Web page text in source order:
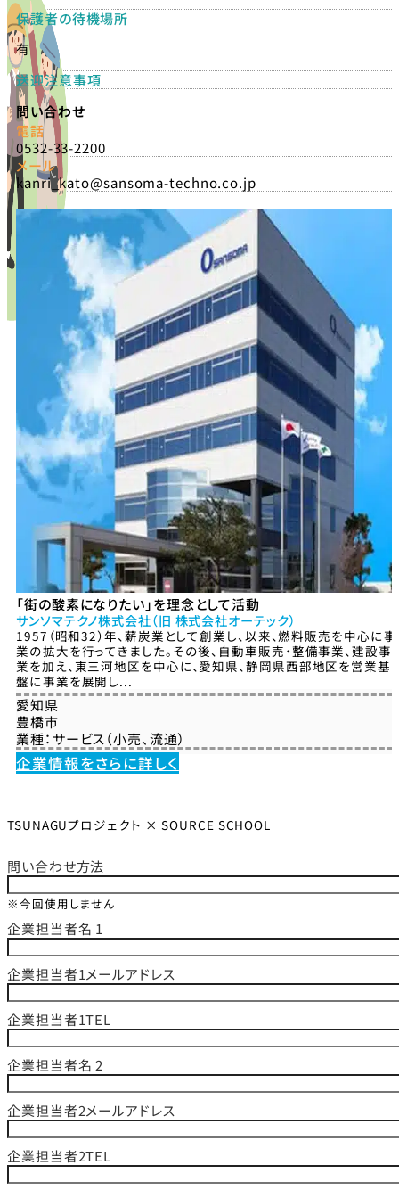
保護者の待機場所
有
送迎注意事項
問い合わせ
電話
0532-33-2200
メール
kanri_kato@sansoma-techno.co.jp
「街の酸素になりたい」を理念として活動
サンソマテクノ株式会社（旧 株式会社オーテック）
1957（昭和32）年、薪炭業として創業し、以来、燃料販売を中心に事
業の拡大を行ってきました。その後、自動車販売・整備事業、建設事
業を加え、東三河地区を中心に、愛知県、静岡県西部地区を営業基
盤に事業を展開し...
愛知県
豊橋市
業種： サービス（小売、流通）
企業情報をさらに詳しく
TSUNAGUプロジェクト × SOURCE SCHOOL
問い合わせ方法
※今回使用しません
企業担当者名 1
企業担当者1メールアドレス
企業担当者1TEL
企業担当者名 2
企業担当者2メールアドレス
企業担当者2TEL